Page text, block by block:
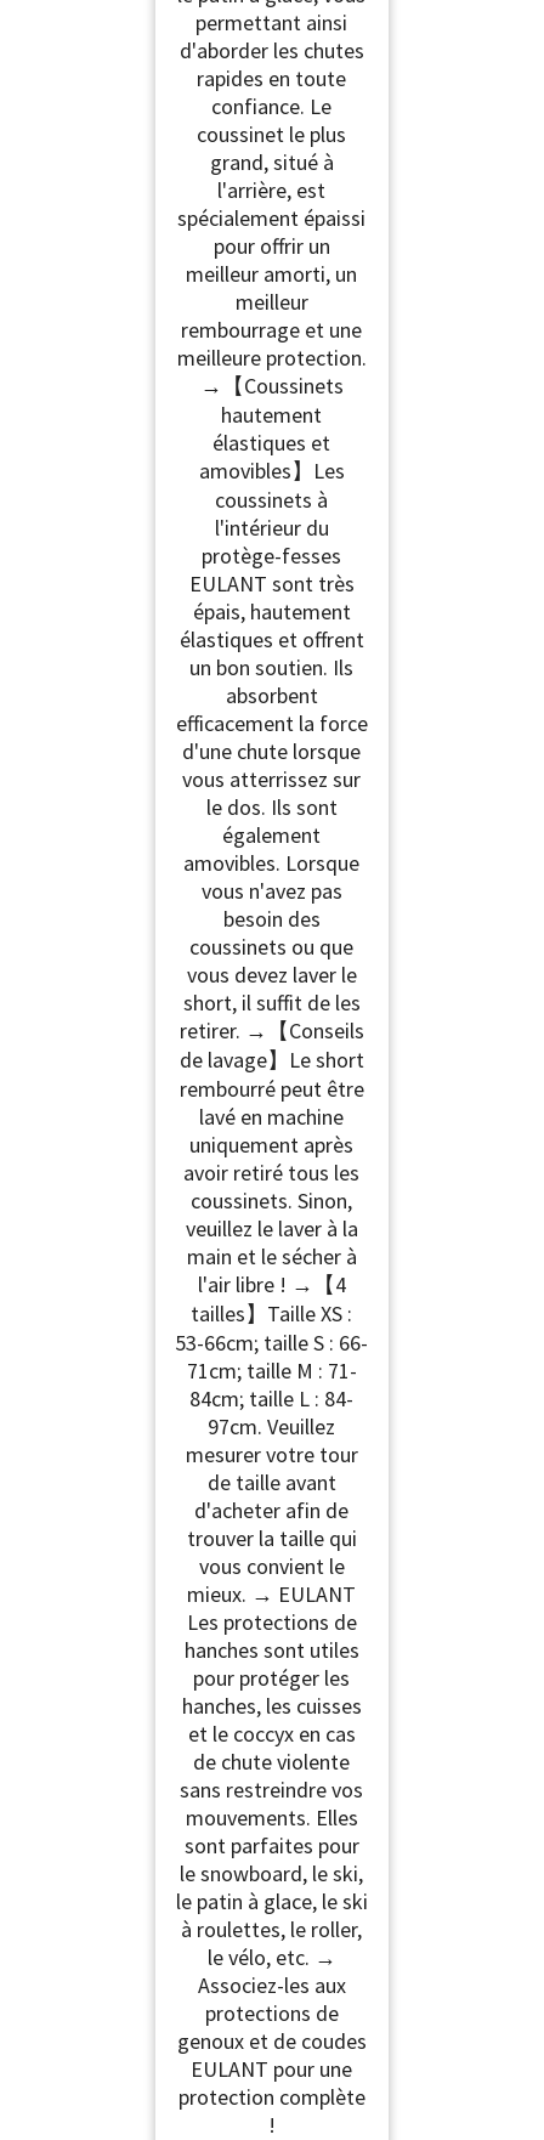
permettant ainsi
d'aborder les chutes
rapides en toute
confiance. Le
coussinet le plus
grand, situé à
l'arrière, est
spécialement épaissi
pour offrir un
meilleur amorti, un
meilleur
rembourrage et une
meilleure protection.
→【Coussinets
hautement
élastiques et
amovibles】Les
coussinets à
l'intérieur du
protège-fesses
EULANT sont très
épais, hautement
élastiques et offrent
un bon soutien. Ils
absorbent
efficacement la force
d'une chute lorsque
vous atterrissez sur
le dos. Ils sont
également
amovibles. Lorsque
vous n'avez pas
besoin des
coussinets ou que
vous devez laver le
short, il suffit de les
retirer. →【Conseils
de lavage】Le short
rembourré peut être
lavé en machine
uniquement après
avoir retiré tous les
coussinets. Sinon,
veuillez le laver à la
main et le sécher à
l'air libre ! →【4
tailles】Taille XS :
53-66cm; taille S : 66-
71cm; taille M : 71-
84cm; taille L : 84-
97cm. Veuillez
mesurer votre tour
de taille avant
d'acheter afin de
trouver la taille qui
vous convient le
mieux. → EULANT
Les protections de
hanches sont utiles
pour protéger les
hanches, les cuisses
et le coccyx en cas
de chute violente
sans restreindre vos
mouvements. Elles
sont parfaites pour
le snowboard, le ski,
le patin à glace, le ski
à roulettes, le roller,
le vélo, etc. →
Associez-les aux
protections de
genoux et de coudes
EULANT pour une
protection complète
!